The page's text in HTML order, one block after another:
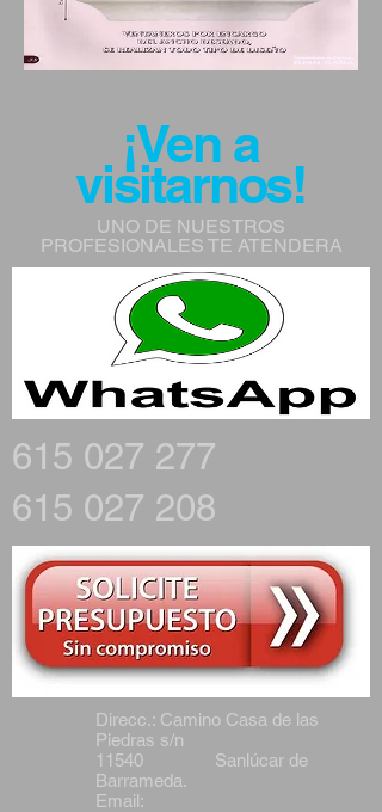
UNO DE NUESTROS
PROFESIONALES TE ATENDERA
Direcc.: Camino Casa de las
Piedras s/n
11540 Sanlúcar de
Barrameda.
Email:
¡Ven a
visitarnos!
615 027 277
615 027 208